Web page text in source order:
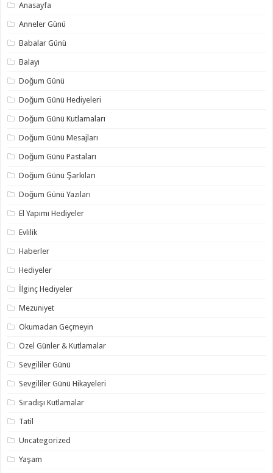
Anasayfa
Anneler Günü
Babalar Günü
Balayı
Doğum Günü
Doğum Günü Hediyeleri
Doğum Günü Kutlamaları
Doğum Günü Mesajları
Doğum Günü Pastaları
Doğum Günü Şarkıları
Doğum Günü Yazıları
El Yapımı Hediyeler
Evlilik
Haberler
Hediyeler
İlginç Hediyeler
Mezuniyet
Okumadan Geçmeyin
Özel Günler & Kutlamalar
Sevgililer Günü
Sevgililer Günü Hikayeleri
Sıradışı Kutlamalar
Tatil
Uncategorized
Yaşam